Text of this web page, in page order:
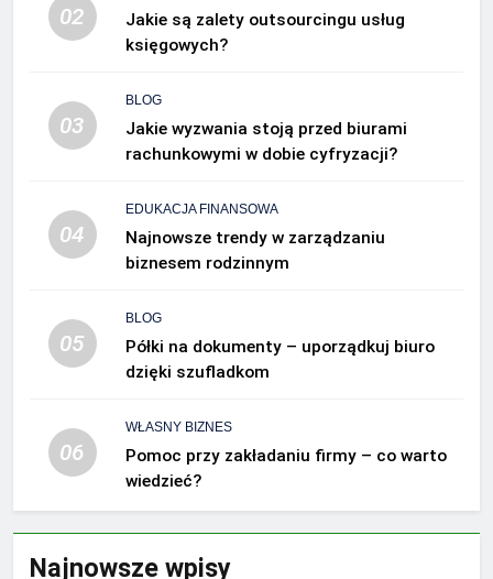
02
Jakie są zalety outsourcingu usług
księgowych?
03
BLOG
Jakie wyzwania stoją przed biurami
rachunkowymi w dobie cyfryzacji?
04
EDUKACJA FINANSOWA
Najnowsze trendy w zarządzaniu
biznesem rodzinnym
05
BLOG
Półki na dokumenty – uporządkuj biuro
dzięki szufladkom
06
WŁASNY BIZNES
Pomoc przy zakładaniu firmy – co warto
wiedzieć?
Najnowsze wpisy